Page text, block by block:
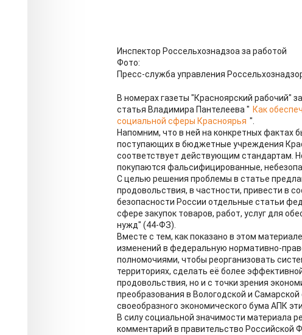
Инспектор Россельхознадзоа за работой
Фото:
Пресс-служба управления
В номерах газеты "Красноярский рабочий"
статья Владимира Пантелеева " Как
социальной сферы Красноярья ".
Напомним, что в ней на конкретных фактах
поступающих в бюджетные учреждения
соответствует действующим стандартам.
покупаются фальсифицированные,
С целью решения проблемы в статье
продовольствия, в частности, привести в
безопасности России отдельные статьи
сфере закупок товаров, работ, услуг для
нужд" (44-ФЗ).
Вместе с тем, как показано в этом
изменений в федеральную нормативно-
полномочиями, чтобы реорганизовать
территориях, сделать её более
продовольствия, но и с точки зрения
преобразования в Вологодской и
своеобразного экономического бума АПК
В силу социальной значимости материала
комментарий в правительство Российской